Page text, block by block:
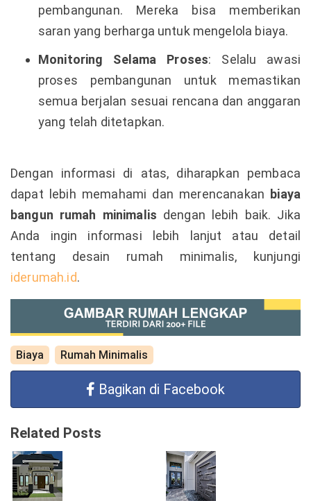
pembangunan. Mereka bisa memberikan
saran yang berharga untuk mengelola biaya.
Monitoring Selama Proses: Selalu awasi
proses pembangunan untuk memastikan
semua berjalan sesuai rencana dan anggaran
yang telah ditetapkan.
Dengan informasi di atas, diharapkan pembaca
dapat lebih memahami dan merencanakan biaya
bangun rumah minimalis dengan lebih baik. Jika
Anda ingin informasi lebih lanjut atau detail
tentang desain rumah minimalis, kunjungi
iderumah.id.
Biaya Rumah Minimalis
Bagikan di Facebook
Related Posts